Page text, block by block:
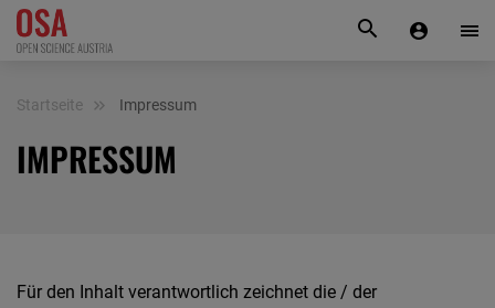
KONTAKT
Startseite Impressum
IMPRESSUM
Für den Inhalt verantwortlich zeichnet die / der